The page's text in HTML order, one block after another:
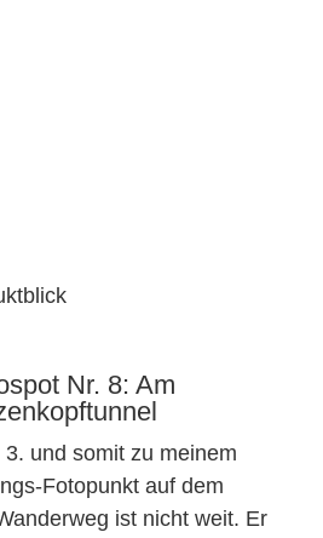
Nr. 8: Am
und somit zu meinem
Fotopunkt auf dem
ist nicht weit. Er